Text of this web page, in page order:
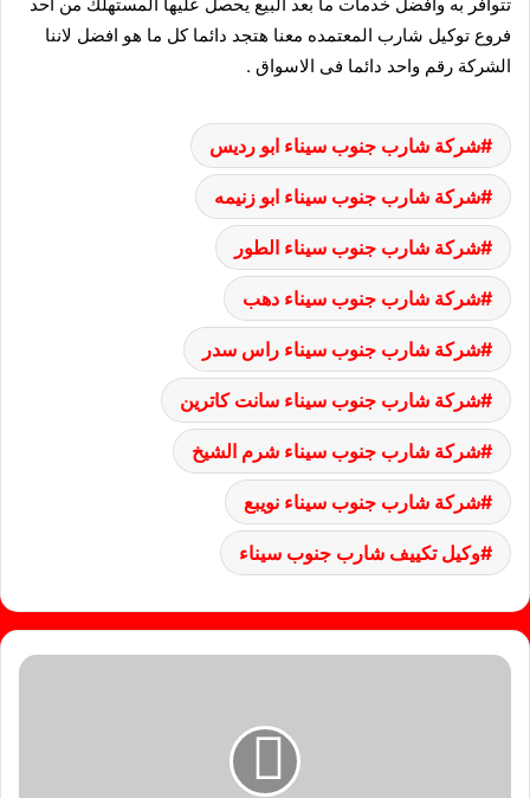
فروع توكيل شارب المعتمده معنا هتجد دائما كل ما هو افضل لاننا
الشركة رقم واحد دائما فى الاسواق .
شركة شارب جنوب سيناء ابو رديس
شركة شارب جنوب سيناء ابو زنيمه
شركة شارب جنوب سيناء الطور
شركة شارب جنوب سيناء دهب
شركة شارب جنوب سيناء راس سدر
شركة شارب جنوب سيناء سانت كاترين
شركة شارب جنوب سيناء شرم الشيخ
شركة شارب جنوب سيناء نويبع
وكيل تكييف شارب جنوب سيناء